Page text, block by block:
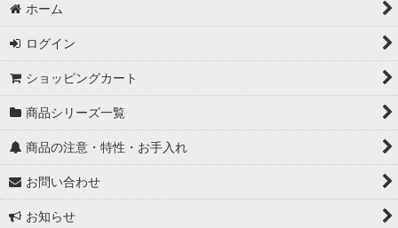
ホーム
ログイン
ショッピングカート
商品シリーズ一覧
商品の注意・特性・お手入れ
お問い合わせ
お知らせ